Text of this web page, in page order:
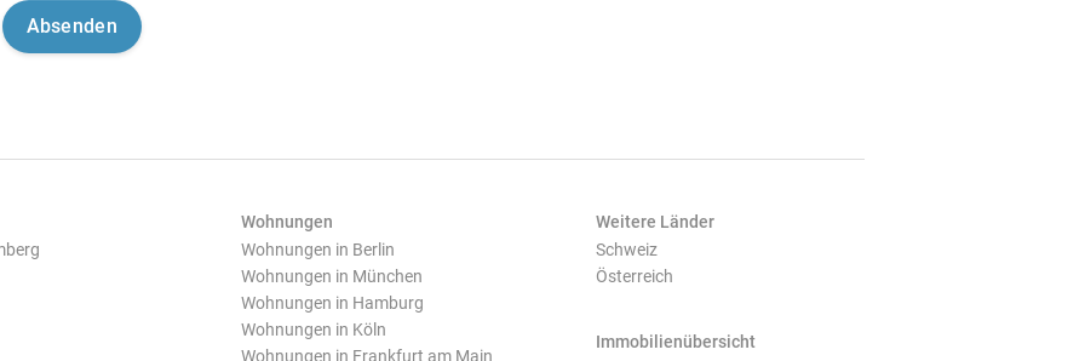
Wohnungen
Wohnungen in Berlin
Wohnungen in München
Wohnungen in Hamburg
Wohnungen in Köln
Wohnungen in Frankfurt am Main
Weitere Länder
Schweiz
Österreich
Immobilienübersicht